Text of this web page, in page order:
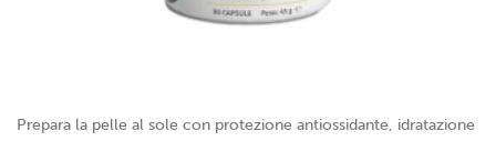
Prepara la pelle al sole con protezione antiossidante, idratazione